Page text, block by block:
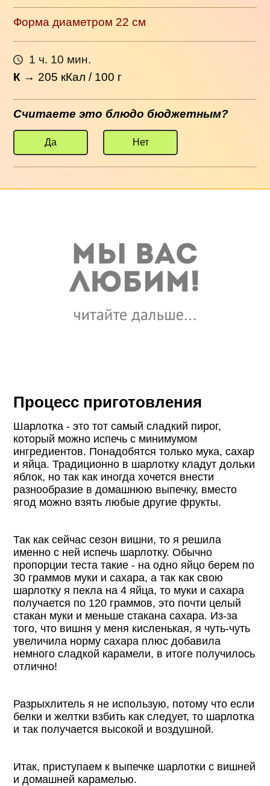
Форма диаметром 22 см
1 ч. 10 мин.
К → 205 кКал / 100 г
Считаете это блюдо бюджетным?
Да Нет
Процесс приготовления
Шарлотка - это тот самый сладкий пирог,
который можно испечь с минимумом
ингредиентов. Понадобятся только мука, сахар
и яйца. Традиционно в шарлотку кладут дольки
яблок, но так как иногда хочется внести
разнообразие в домашнюю выпечку, вместо
ягод можно взять любые другие фрукты.
Так как сейчас сезон вишни, то я решила
именно с ней испечь шарлотку. Обычно
пропорции теста такие - на одно яйцо берем по
30 граммов муки и сахара, а так как свою
шарлотку я пекла на 4 яйца, то муки и сахара
получается по 120 граммов, это почти целый
стакан муки и меньше стакана сахара. Из-за
того, что вишня у меня кисленькая, я чуть-чуть
увеличила норму сахара плюс добавила
немного сладкой карамели, в итоге получилось
отлично!
Разрыхлитель я не использую, потому что если
белки и желтки взбить как следует, то шарлотка
и так получается высокой и воздушной.
Итак, приступаем к выпечке шарлотки с вишней
и домашней карамелью.